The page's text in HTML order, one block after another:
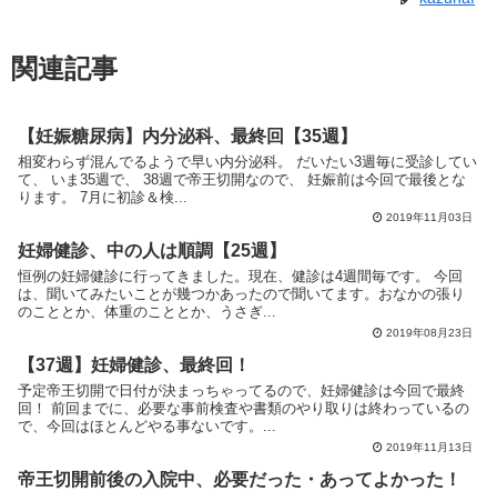
関連記事
【妊娠糖尿病】内分泌科、最終回【35週】
相変わらず混んでるようで早い内分泌科。 だいたい3週毎に受診してい
て、 いま35週で、 38週で帝王切開なので、 妊娠前は今回で最後とな
ります。 7月に初診＆検...
2019年11月03日
妊婦健診、中の人は順調【25週】
恒例の妊婦健診に行ってきました。現在、健診は4週間毎です。 今回
は、聞いてみたいことが幾つかあったので聞いてます。おなかの張り
のこととか、体重のこととか、うさぎ...
2019年08月23日
【37週】妊婦健診、最終回！
予定帝王切開で日付が決まっちゃってるので、妊婦健診は今回で最終
回！ 前回までに、必要な事前検査や書類のやり取りは終わっているの
で、今回はほとんどやる事ないです。...
2019年11月13日
帝王切開前後の入院中、必要だった・あってよかった！